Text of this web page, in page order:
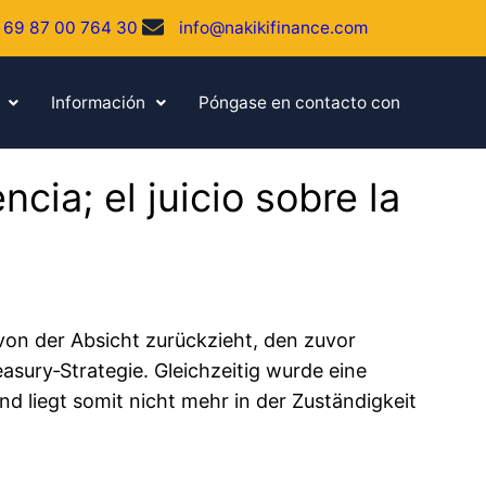
87 00 764 30 info@nakikifinance.com
Información Póngase en contacto con
el juicio sobre la
der Absicht zurückzieht, den zuvor
Gleichzeitig wurde eine
liegt somit nicht mehr in der Zuständigkeit